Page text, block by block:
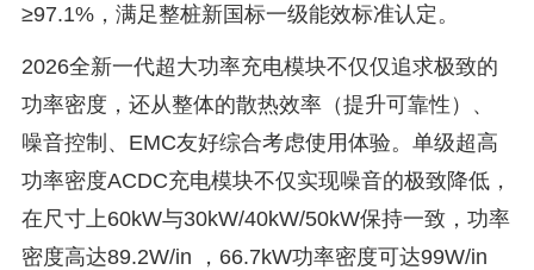
≥97.1%，满足整桩新国标一级能效标准认定。
2026全新一代超大功率充电模块不仅仅追求极致的
功率密度，还从整体的散热效率（提升可靠性）、
噪音控制、EMC友好综合考虑使用体验。单级超高
功率密度ACDC充电模块不仅实现噪音的极致降低，
在尺寸上60kW与30kW/40kW/50kW保持一致，功率
密度高达89.2W/in ，66.7kW功率密度可达99W/in